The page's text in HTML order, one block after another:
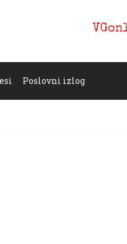
Poslovni izlog